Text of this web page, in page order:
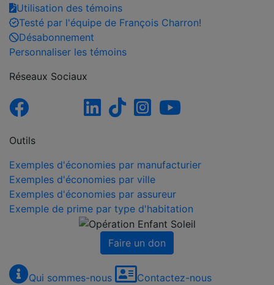
Utilisation des témoins
Testé par l'équipe de François Charron!
Désabonnement
Personnaliser les témoins
Réseaux Sociaux
Outils
Exemples d'économies par manufacturier
Exemples d'économies par ville
Exemples d'économies par assureur
Exemple de prime par type d'habitation
Faire un don
Qui sommes-nous Contactez-nous